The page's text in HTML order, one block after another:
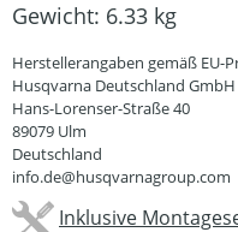
Gewicht: 6.33 kg
Herstellerangaben gemäß EU-
Husqvarna Deutschland GmbH
Hans-Lorenser-Straße 40
89079 Ulm
Deutschland
info.de@husqvarnagroup.com
Inklusive